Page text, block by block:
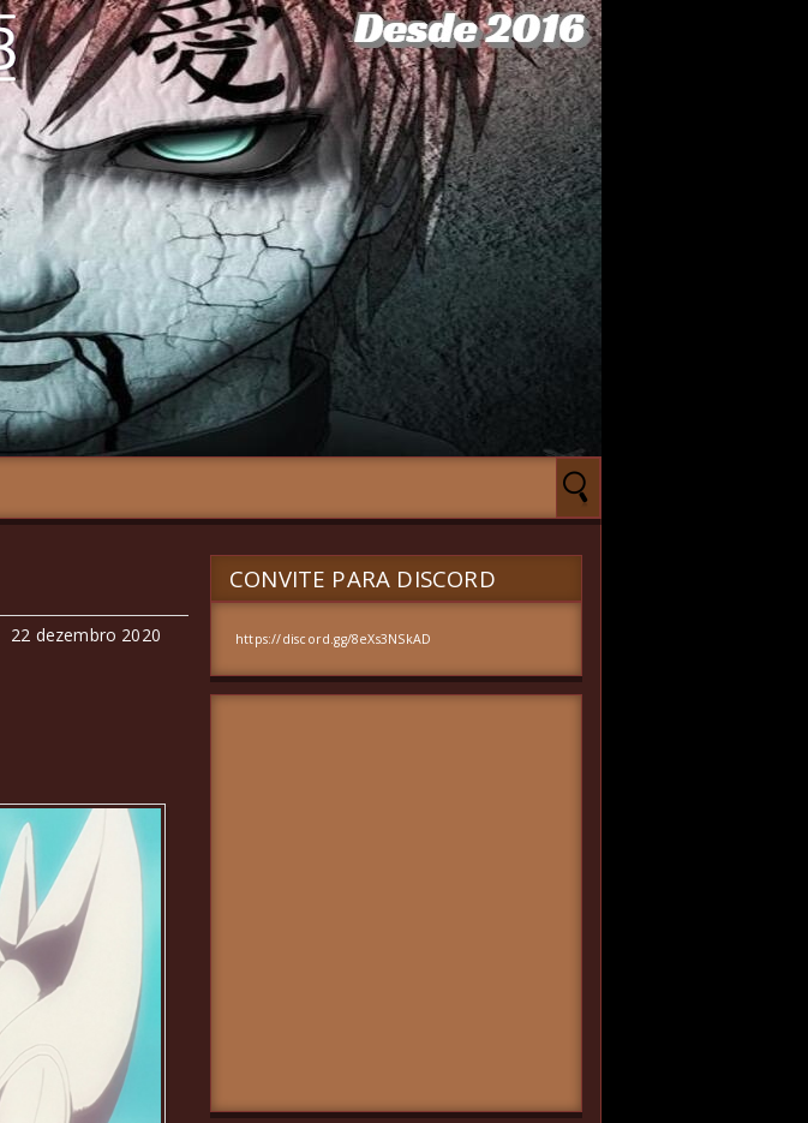
22 dezembro 2020
CONVITE PARA DISCORD
https://discord.gg/8eXs3NSkAD